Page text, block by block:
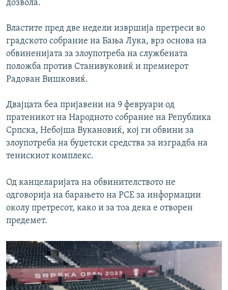
дозвола.
Властите пред две недели извршија претреси во
градското собрание на Бања Лука, врз основа на
обвиненијата за злоупотреба на службената
положба против Станивуковиќ и премиерот
Радован Вишковиќ.
Двајцата беа пријавени на 9 февруари од
пратеникот на Народното собрание на Република
Српска, Небојша Вукановиќ, кој ги обвини за
злоупотреба на буџетски средства за изградба на
тенискиот комплекс.
Од канцеларијата на обвинителството не
одговорија на барањето на РСЕ за информации
околу претресот, како и за тоа дека е отворен
предемет.